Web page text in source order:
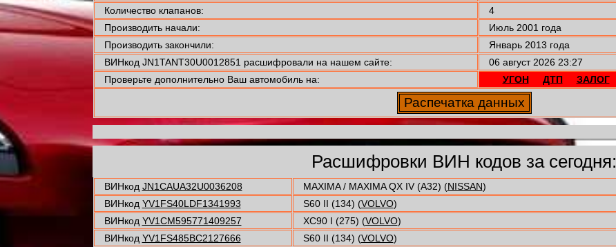
Количество клапанов:
4
Производить начали:
Июль 2001 года
Производить закончили:
Январь 2013 года
ВИНкод JN1TANT30U0012851 расшифровали на нашем сайте:
06 август 2026 23:27
Проверьте дополнительно Ваш автомобиль на:
УГОН ДТП ЗАЛОГ
Расшифровки ВИН кодов за сегодня:
ВИНкод JN1CAUA32U0036208 MAXIMA / MAXIMA QX IV (A32) (NISSAN)
ВИНкод YV1FS40LDF1341993 S60 II (134) (VOLVO)
ВИНкод YV1CM595771409257 XC90 I (275) (VOLVO)
ВИНкод YV1FS485BC2127666 S60 II (134) (VOLVO)